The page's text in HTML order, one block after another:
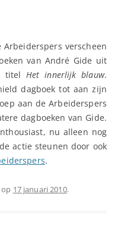
verscheen
van André Gide uit
titel Het innerlijk blauw.
dagboek tot aan zijn
aan de Arbeiderspers
dagboeken van Gide.
nu alleen nog
actie steunen door ook
.
op 17 januari 2010.